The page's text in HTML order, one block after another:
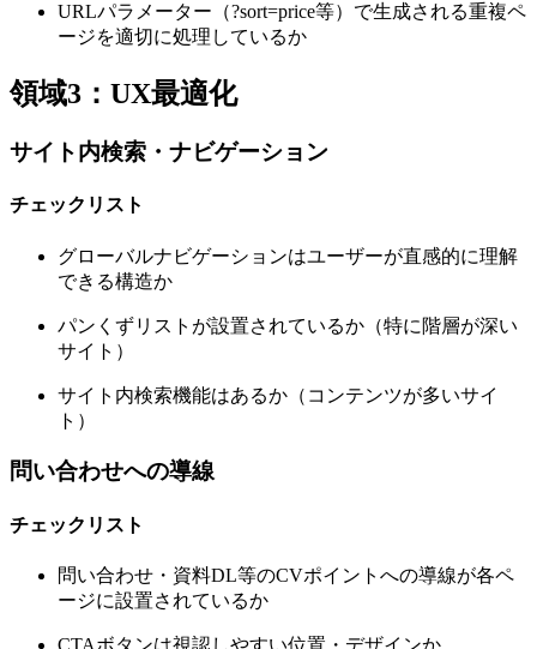
URLパラメーター（?sort=price等）で生成される重複ペ
ージを適切に処理しているか
領域3：UX最適化
サイト内検索・ナビゲーション
チェックリスト
グローバルナビゲーションはユーザーが直感的に理解
できる構造か
パンくずリストが設置されているか（特に階層が深い
サイト）
サイト内検索機能はあるか（コンテンツが多いサイ
ト）
問い合わせへの導線
チェックリスト
問い合わせ・資料DL等のCVポイントへの導線が各ペ
ージに設置されているか
CTAボタンは視認しやすい位置・デザインか